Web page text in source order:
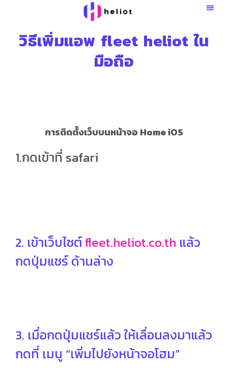
วิธีเพิ่มแอพ fleet heliot ใน
มือถือ
การติดตั้งเว็บบนหน้าจอ Home iOS
1.กดเข้าที่ safari
2. เข้าเว็บไซต์fleet.heliot.co.th แล้ว
กดปุ่มแชร์ ด้านล่าง
3. เมื่อกดปุ่มแชร์แล้ว ให้เลื่อนลงมาแล้ว
กดที่ เมนู “เพิ่มไปยังหน้าจอโฮม”